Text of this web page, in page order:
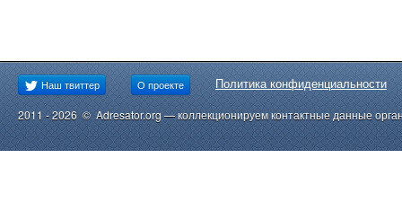
Наш твиттер О проекте Политика конфиденциальности
2011 - 2026 © Adresator.org — коллекционируем контактные данные